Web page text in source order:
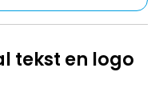
tekst en logo